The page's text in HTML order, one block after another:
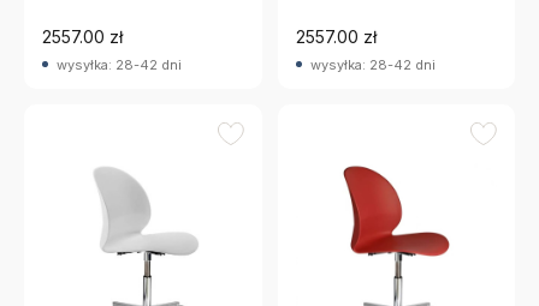
2557.00 zł
wysyłka: 28-42 dni
2557.00 zł
wysyłka: 28-42 dni